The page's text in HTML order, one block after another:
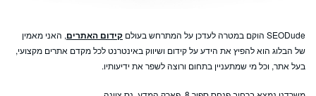
SEODude הוקם במטרה לעדכן על המתרחש בעולם קידום האתרים, האני מאמין
של הבלוג הוא להפיץ את הידע על קידום ושיווק באינטרנט לכל מקדם אתרים מקצועי,
בעל אתר, וכל מי שמתעניין בתחום ורוצה לשפר את ידיעותיו.